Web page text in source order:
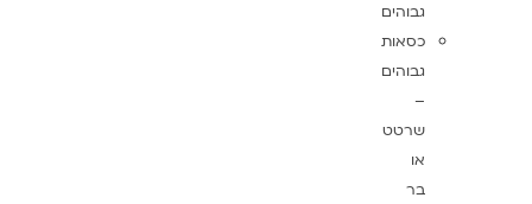
גבוהים
כסאות
גבוהים
–
שרטט
או
בר